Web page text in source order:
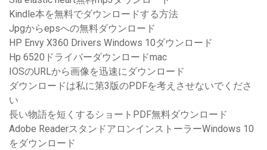
Kindle本を無料でダウンロードする方法
Jpgからepsへの無料ダウンロード
HP Envy X360 Drivers Windows 10ダウンロード
Hp 6520ドライバーダウンロードmac
IOSのURLから画像を迅速にダウンロード
ダウンロードは私に第3版のPDFを考えさせないでくださ
い
長い物語を短くするショートPDF無料ダウンロード
Adobe ReaderスタンドアロンインストーラーWindows 10
をダウンロード